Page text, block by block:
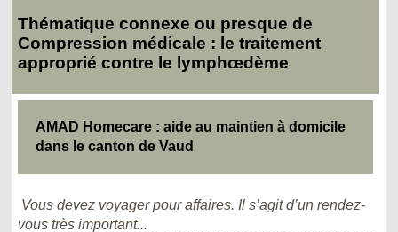
Thématique connexe ou presque de
Compression médicale : le traitement
approprié contre le lymphœdème
AMAD Homecare : aide au maintien à domicile
dans le canton de Vaud
Vous devez voyager pour affaires. Il s’agit d’un rendez-
vous très important...